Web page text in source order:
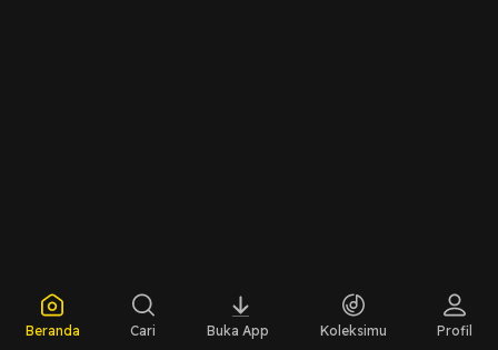
Beranda Cari Buka App Koleksimu Profil